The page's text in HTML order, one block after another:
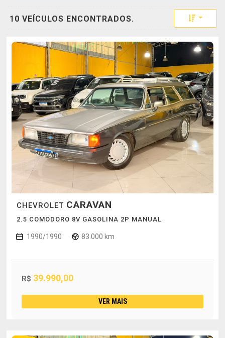
10 VEÍCULOS ENCONTRADOS. Toggle
CHEVROLET CARAVAN
2.5 COMODORO 8V GASOLINA 2P MANUAL
1990/1990 83.000 km
R$ 39.990,00
VER MAIS